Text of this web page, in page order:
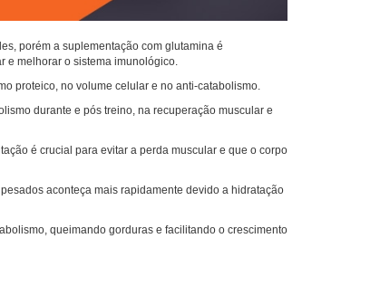
porém a suplementação com glutamina é
e melhorar o sistema imunológico.
proteico, no volume celular e no anti-catabolismo.
durante e pós treino, na recuperação muscular e
é crucial para evitar a perda muscular e que o corpo
aconteça mais rapidamente devido a hidratação
queimando gorduras e facilitando o crescimento